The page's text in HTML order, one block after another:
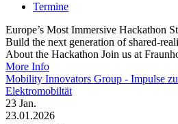
Termine
Europe’s Most Immersive Hackathon
Build the next generation of shared-
About the Hackathon Join us at
More Info
Mobility Innovators Group - Impulse
Elektromobiltät
23 Jan.
23.01.2026